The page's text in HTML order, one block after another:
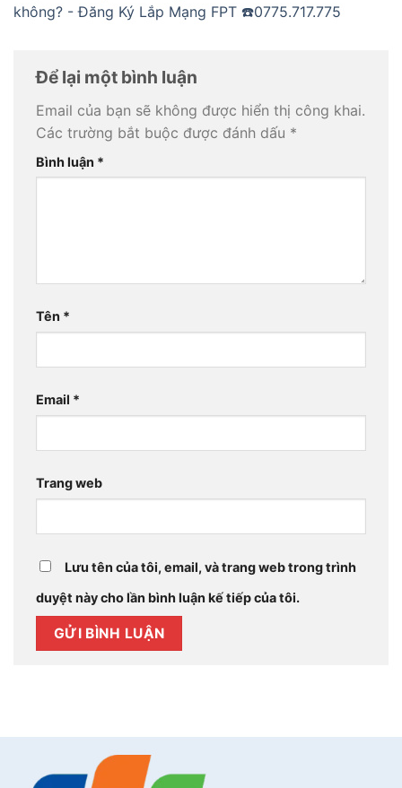
không? - Đăng Ký Lắp Mạng FPT ☎️0775.717.775
Để lại một bình luận
Email của bạn sẽ không được hiển thị công khai.
Các trường bắt buộc được đánh dấu *
Bình luận *
Tên *
Email *
Trang web
Lưu tên của tôi, email, và trang web trong trình
duyệt này cho lần bình luận kế tiếp của tôi.